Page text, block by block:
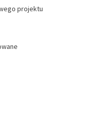
projektu